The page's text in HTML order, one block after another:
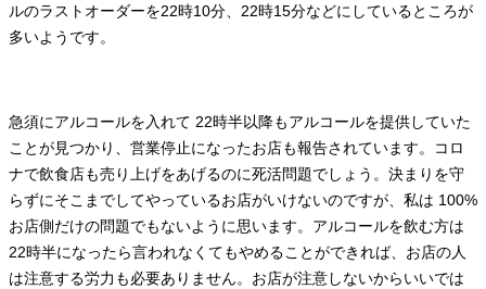
ルのラストオーダーを22時10分、22時15分などにしているところが
多いようです。
急須にアルコールを入れて 22時半以降もアルコールを提供していた
ことが見つかり、営業停止になったお店も報告されています。コロ
ナで飲食店も売り上げをあげるのに死活問題でしょう。決まりを守
らずにそこまでしてやっているお店がいけないのですが、私は 100%
お店側だけの問題でもないように思います。アルコールを飲む方は
22時半になったら言われなくてもやめることができれば、お店の人
は注意する労力も必要ありません。お店が注意しないからいいでは